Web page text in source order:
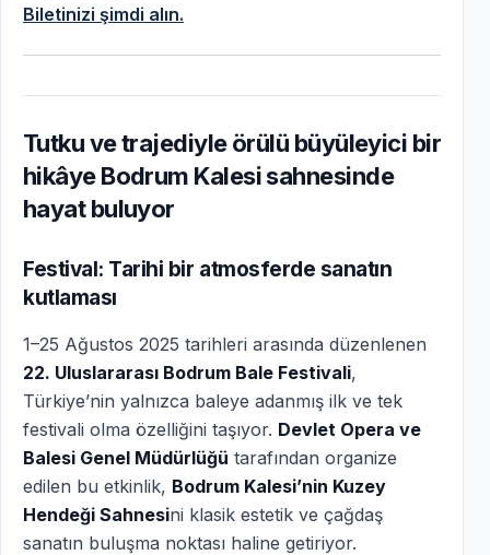
Biletinizi şimdi alın.
Tutku ve trajediyle örülü büyüleyici bir
hikâye Bodrum Kalesi sahnesinde
hayat buluyor
Festival: Tarihi bir atmosferde sanatın
kutlaması
1–25 Ağustos 2025 tarihleri arasında düzenlenen
22. Uluslararası Bodrum Bale Festivali,
Türkiye’nin yalnızca baleye adanmış ilk ve tek
festivali olma özelliğini taşıyor. Devlet Opera ve
Balesi Genel Müdürlüğü tarafından organize
edilen bu etkinlik, Bodrum Kalesi’nin Kuzey
Hendeği Sahnesini klasik estetik ve çağdaş
sanatın buluşma noktası haline getiriyor.